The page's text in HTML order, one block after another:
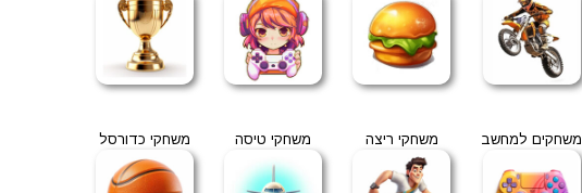
משחקים למחשב משחקי ריצה משחקי טיסה משחקי כדורסל